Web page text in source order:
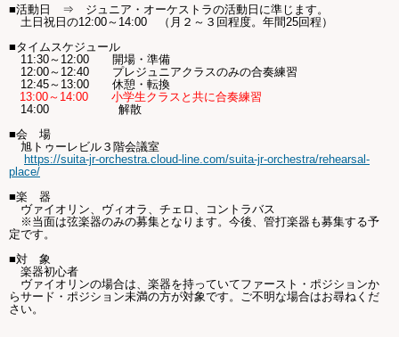
■活動日 ⇒ ジュニア・オーケストラの活動日に準じます。
土日祝日の12:00～14:00 （月２～３回程度。年間25回程）
■タイムスケジュール
11:30～12:00 開場・準備
12:00～12:40 プレジュニアクラスのみの合奏練習
12:45～13:00 休憩・転換
13:00～14:00 小学生クラスと共に合奏練習
14:00 解散
■会 場
旭トゥーレビル３階会議室
https://suita-jr-orchestra.cloud-line.com/suita-jr-orchestra/rehearsal-
place/
■楽 器
ヴァイオリン、ヴィオラ、チェロ、コントラバス
※当面は弦楽器のみの募集となります。今後、管打楽器も募集する予
定です。
■対 象
楽器初心者
ヴァイオリンの場合は、楽器を持っていてファースト・ポジションか
らサード・ポジション未満の方が対象です。ご不明な場合はお尋ねくだ
さい。